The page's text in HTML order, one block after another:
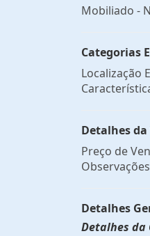
Mobiliado -
Categorias
Localização
Detalhes da
Preço de
Detalhes
Detalhes da